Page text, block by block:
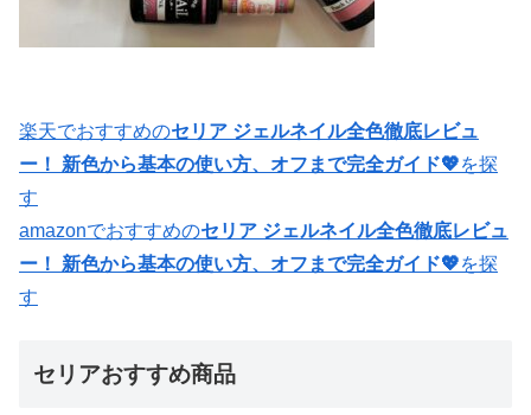
楽天でおすすめのセリア ジェルネイル全色徹底レビュ
ー！ 新色から基本の使い方、オフまで完全ガイド💖を探
す
amazonでおすすめのセリア ジェルネイル全色徹底レビュ
ー！ 新色から基本の使い方、オフまで完全ガイド💖を探
す
セリアおすすめ商品